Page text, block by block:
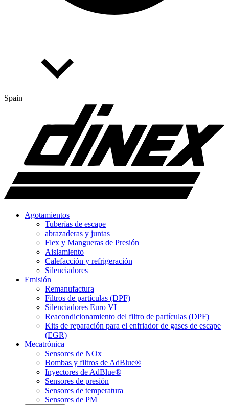
Spain
Agotamientos
Tuberías de escape
abrazaderas y juntas
Flex y Mangueras de Presión
Aislamiento
Calefacción y refrigeración
Silenciadores
Emisión
Remanufactura
Filtros de partículas (DPF)
Silenciadores Euro VI
Reacondicionamiento del filtro de partículas (DPF)
Kits de reparación para el enfriador de gases de escape
(EGR)
Mecatrónica
Sensores de NOx
Bombas y filtros de AdBlue®
Inyectores de AdBlue®
Sensores de presión
Sensores de temperatura
Sensores de PM